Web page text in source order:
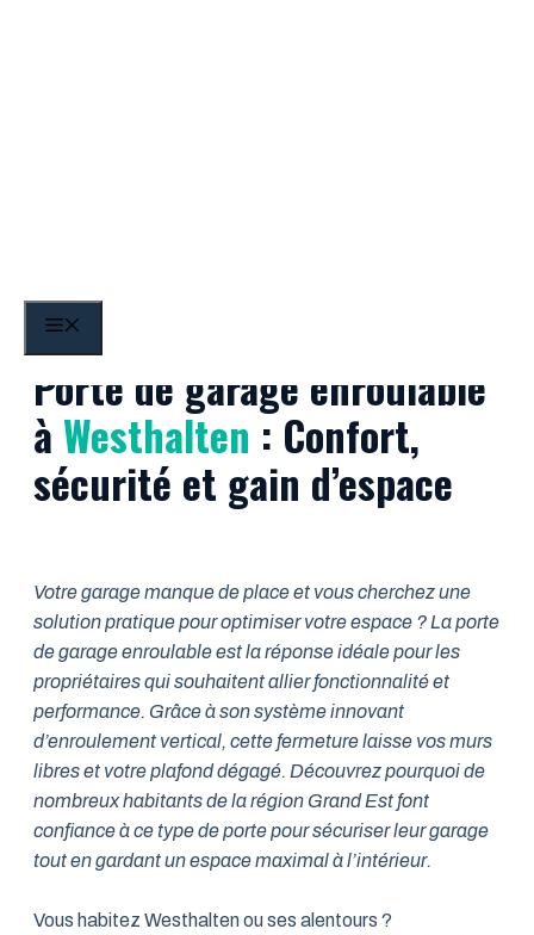
Porte de garage enroulable
à Westhalten : Confort,
sécurité et gain d’espace
Votre garage manque de place et vous cherchez une
solution pratique pour optimiser votre espace ? La porte
de garage enroulable est la réponse idéale pour les
propriétaires qui souhaitent allier fonctionnalité et
performance. Grâce à son système innovant
d’enroulement vertical, cette fermeture laisse vos murs
libres et votre plafond dégagé. Découvrez pourquoi de
nombreux habitants de la région Grand Est font
confiance à ce type de porte pour sécuriser leur garage
tout en gardant un espace maximal à l’intérieur.
Vous habitez Westhalten ou ses alentours ?